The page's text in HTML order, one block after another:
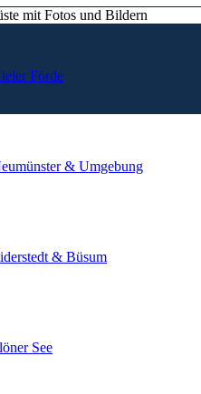
Förde
& Umgebung
& Büsum
See